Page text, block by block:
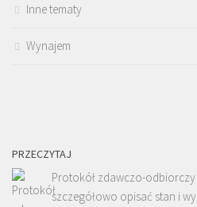
Inne tematy
Wynajem
PRZECZYTAJ
Protokół zdawczo-
szczegółowo opisać stan i